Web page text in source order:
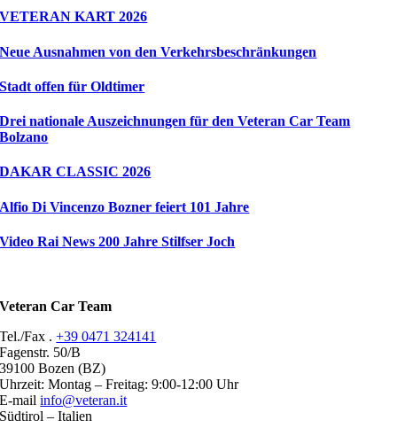
VETERAN KART 2026
Neue Ausnahmen von den Verkehrsbeschränkungen
Stadt offen für Oldtimer
Drei nationale Auszeichnungen für den Veteran Car Team
Bolzano
DAKAR CLASSIC 2026
Alfio Di Vincenzo Bozner feiert 101 Jahre
Video Rai News 200 Jahre Stilfser Joch
Veteran Car Team
Tel./Fax .+39 0471 324141
Fagenstr. 50/B
39100 Bozen (BZ)
Uhrzeit: Montag – Freitag: 9:00-12:00 Uhr
E-mailinfo@veteran.it
Südtirol – Italien